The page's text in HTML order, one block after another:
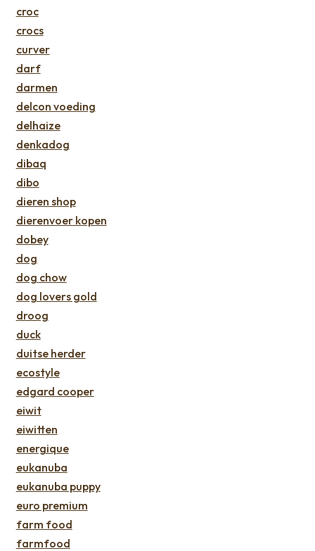
croc
crocs
curver
darf
darmen
delcon voeding
delhaize
denkadog
dibaq
dibo
dieren shop
dierenvoer kopen
dobey
dog
dog chow
dog lovers gold
droog
duck
duitse herder
ecostyle
edgard cooper
eiwit
eiwitten
energique
eukanuba
eukanuba puppy
euro premium
farm food
farmfood